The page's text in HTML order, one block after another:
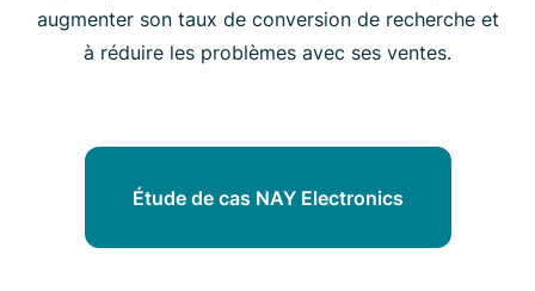
augmenter son taux de conversion de recherche et
à réduire les problèmes avec ses ventes.
Étude de cas NAY Electronics